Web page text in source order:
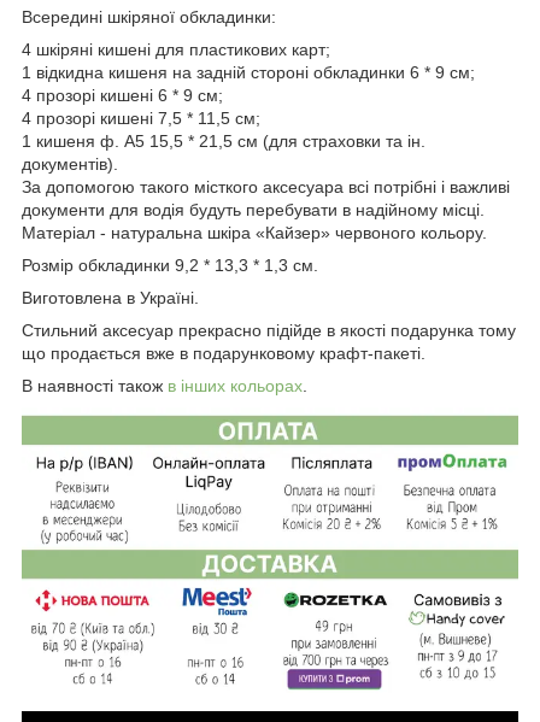
Всередині шкіряної обкладинки:
4 шкіряні кишені для пластикових карт;
1 відкидна кишеня на задній стороні обкладинки 6 * 9 см;
4 прозорі кишені 6 * 9 см;
4 прозорі кишені 7,5 * 11,5 см;
1 кишеня ф. А5 15,5 * 21,5 см (для страховки та ін.
документів).
За допомогою такого місткого аксесуара всі потрібні і важливі
документи для водія будуть перебувати в надійному місці.
Матеріал - натуральна шкіра «Кайзер» червоного кольору.
Розмір обкладинки 9,2 * 13,3 * 1,3 см.
Виготовлена в Україні.
Стильний аксесуар прекрасно підійде в якості подарунка тому
що продається вже в подарунковому крафт-пакеті.
В наявності також в інших кольорах